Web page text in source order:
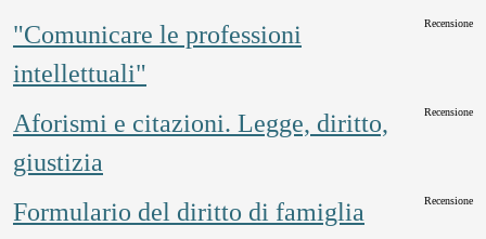
"Comunicare le professioni
intellettuali"
Recensione
Aforismi e citazioni. Legge, diritto,
giustizia
Recensione
Formulario del diritto di famiglia
Recensione